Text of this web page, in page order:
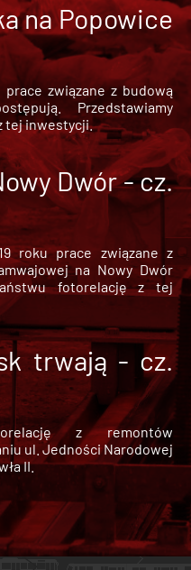
na Popowice
związane z budową
Przedstawiamy
tej inwestycji.
Dwór - cz.
roku prace związane z
na Nowy Dwór
fotorelację z tej
trwają - cz.
z remontów
ul. Jedności Narodowej
II.